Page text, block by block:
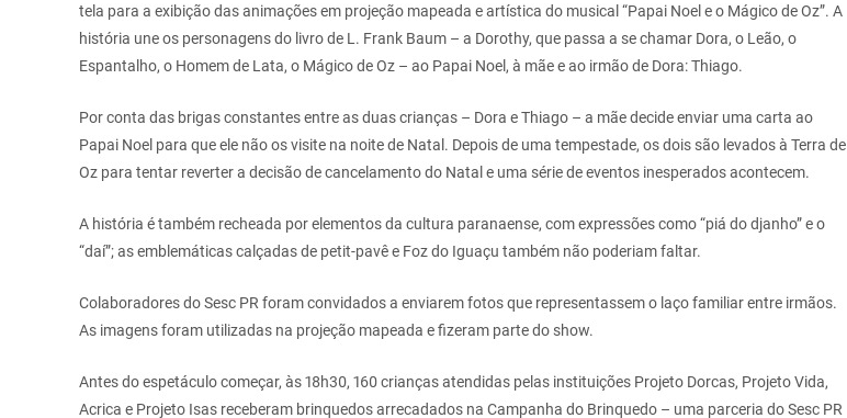
tela para a exibição das animações em projeção mapeada e artística do musical “Papai Noel e o Mágico de Oz”. A
história une os personagens do livro de L. Frank Baum – a Dorothy, que passa a se chamar Dora, o Leão, o
Espantalho, o Homem de Lata, o Mágico de Oz – ao Papai Noel, à mãe e ao irmão de Dora: Thiago.
Por conta das brigas constantes entre as duas crianças – Dora e Thiago – a mãe decide enviar uma carta ao
Papai Noel para que ele não os visite na noite de Natal. Depois de uma tempestade, os dois são levados à Terra de
Oz para tentar reverter a decisão de cancelamento do Natal e uma série de eventos inesperados acontecem.
A história é também recheada por elementos da cultura paranaense, com expressões como “piá do djanho” e o
“daí”; as emblemáticas calçadas de petit-pavê e Foz do Iguaçu também não poderiam faltar.
Colaboradores do Sesc PR foram convidados a enviarem fotos que representassem o laço familiar entre irmãos.
As imagens foram utilizadas na projeção mapeada e fizeram parte do show.
Antes do espetáculo começar, às 18h30, 160 crianças atendidas pelas instituições Projeto Dorcas, Projeto Vida,
Acrica e Projeto Isas receberam brinquedos arrecadados na Campanha do Brinquedo – uma parceria do Sesc PR